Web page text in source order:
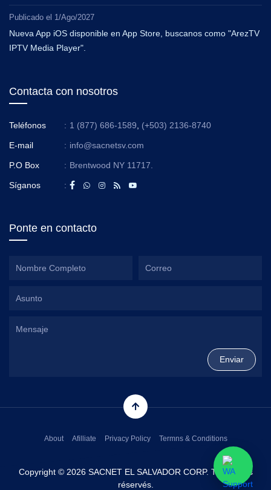
Publicado el 1/Ago/2027
Nueva App iOS disponible en App Store, buscanos como "ArezTV
IPTV Media Player".
Contacta con nosotros
Teléfonos : 1 (877) 686-1589 (+503) 2136-8740
E-mail : info@sacnetsv.com
P.O Box : Brentwood NY 11717.
Síganos :
Ponte en contacto
Copyright © 2026 SACNET EL SALVADOR CORP. Tous droits
réservés.
About Afilliate Privacy Policy Termns & Conditions